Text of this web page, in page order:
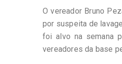
O vereador Bruno
por suspeita de
foi alvo na semana
vereadores da base